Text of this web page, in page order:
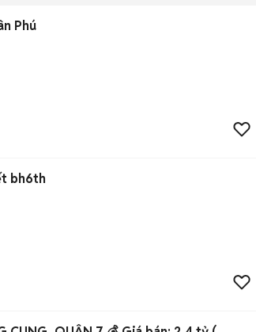
Phú
bh6th